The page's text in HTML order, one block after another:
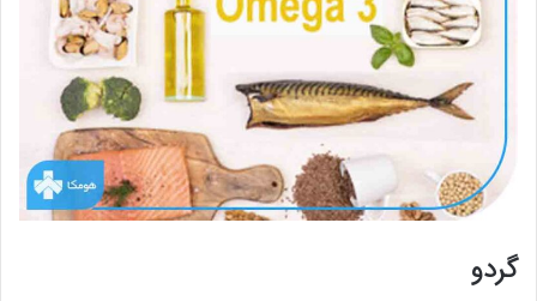
گردو